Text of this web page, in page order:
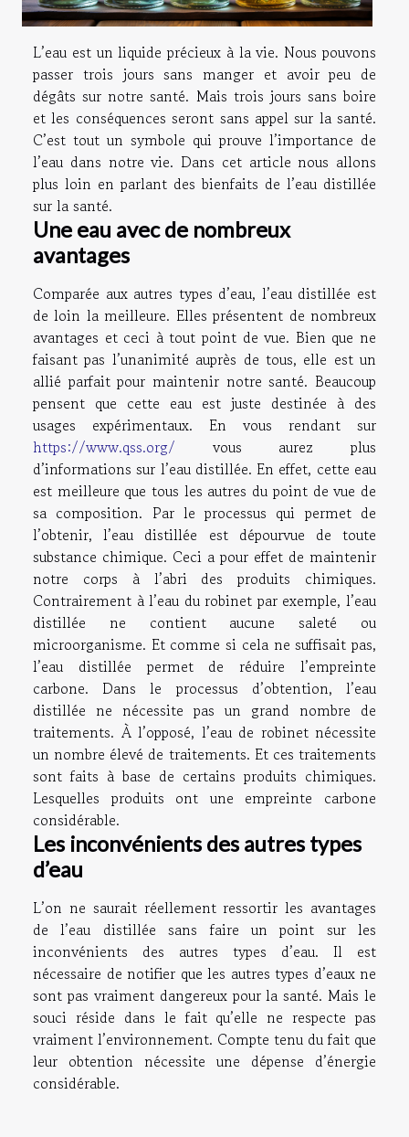
L’eau est un liquide précieux à la vie. Nous pouvons
passer trois jours sans manger et avoir peu de
dégâts sur notre santé. Mais trois jours sans boire
et les conséquences seront sans appel sur la santé.
C’est tout un symbole qui prouve l’importance de
l’eau dans notre vie. Dans cet article nous allons
plus loin en parlant des bienfaits de l’eau distillée
sur la santé.
Une eau avec de nombreux
avantages
Comparée aux autres types d’eau, l’eau distillée est
de loin la meilleure. Elles présentent de nombreux
avantages et ceci à tout point de vue. Bien que ne
faisant pas l’unanimité auprès de tous, elle est un
allié parfait pour maintenir notre santé. Beaucoup
pensent que cette eau est juste destinée à des
usages expérimentaux. En vous rendant sur
https://www.qss.org/ vous aurez plus
d’informations sur l’eau distillée. En effet, cette eau
est meilleure que tous les autres du point de vue de
sa composition. Par le processus qui permet de
l’obtenir, l’eau distillée est dépourvue de toute
substance chimique. Ceci a pour effet de maintenir
notre corps à l’abri des produits chimiques.
Contrairement à l’eau du robinet par exemple, l’eau
distillée ne contient aucune saleté ou
microorganisme. Et comme si cela ne suffisait pas,
l’eau distillée permet de réduire l’empreinte
carbone. Dans le processus d’obtention, l’eau
distillée ne nécessite pas un grand nombre de
traitements. À l’opposé, l’eau de robinet nécessite
un nombre élevé de traitements. Et ces traitements
sont faits à base de certains produits chimiques.
Lesquelles produits ont une empreinte carbone
considérable.
Les inconvénients des autres types
d’eau
L’on ne saurait réellement ressortir les avantages
de l’eau distillée sans faire un point sur les
inconvénients des autres types d’eau. Il est
nécessaire de notifier que les autres types d’eaux ne
sont pas vraiment dangereux pour la santé. Mais le
souci réside dans le fait qu’elle ne respecte pas
vraiment l’environnement. Compte tenu du fait que
leur obtention nécessite une dépense d’énergie
considérable.